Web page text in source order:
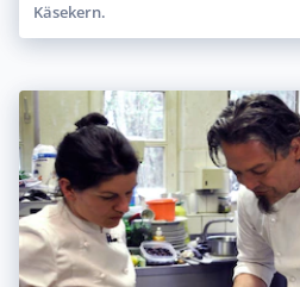
Käsekern.